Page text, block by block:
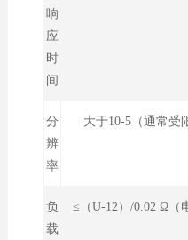
响
应
时
间
分
辨
率
大于10-5（通常受
负
载
≤（U-12）/0.02 Ω